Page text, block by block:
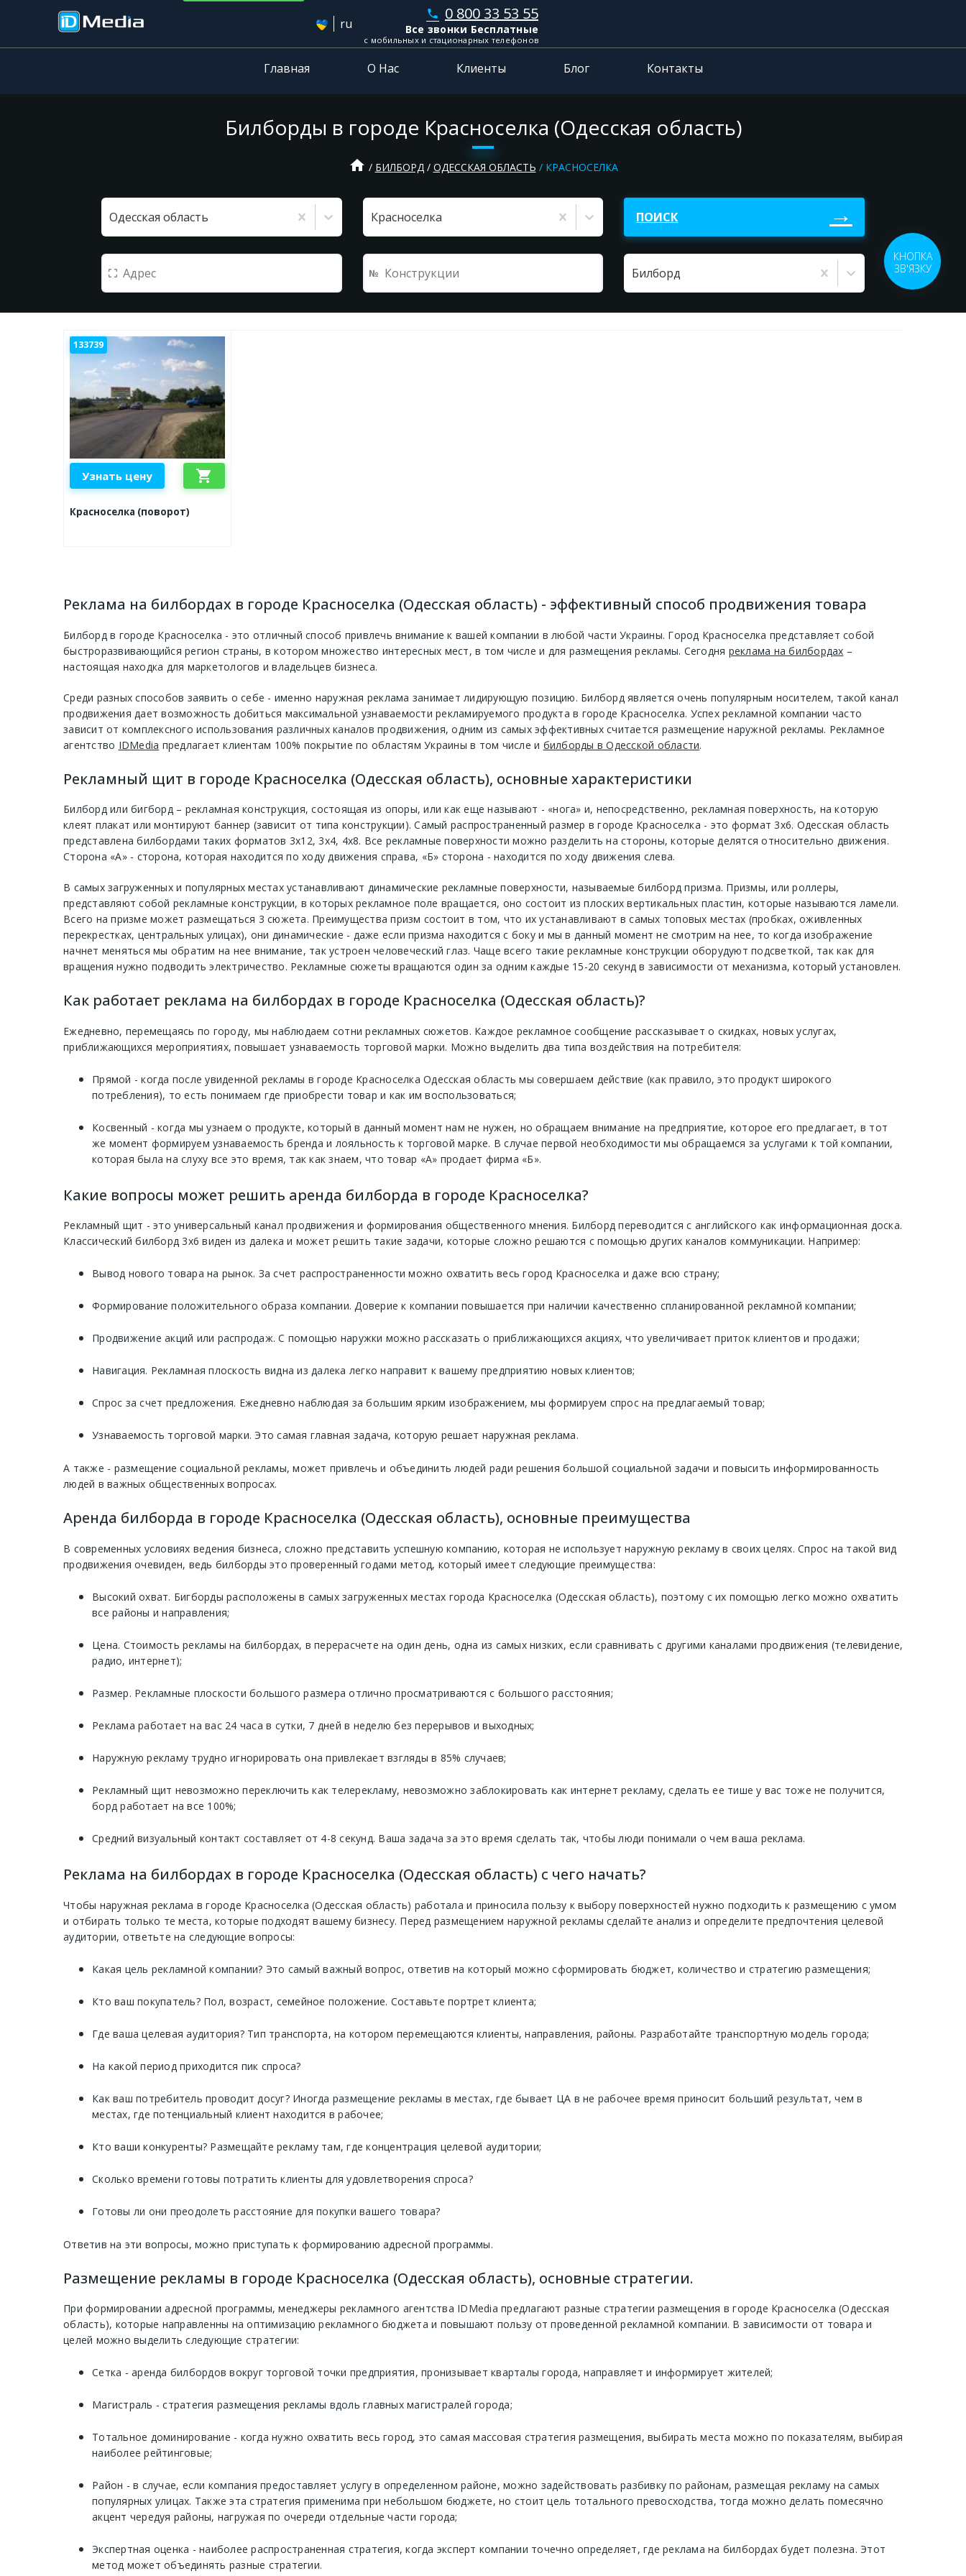
ru
phone 0 800 33 53 55
Все звонки Бесплатные
с мобильных и стационарных телефонов
Главная О Нас Клиенты Блог Контакты
Билборды в городе Красноселка (Одесская область)
home БИЛБОРД ОДЕССКАЯ ОБЛАСТЬ КРАСНОСЕЛКА
Одесская область Красноселка
Билборд
ПОИСК
133739
Узнать цену shopping_cart
Красноселка (поворот)
Реклама на билбордах в городе Красноселка (Одесская область) - эффективный способ продвижения товара
Билборд в городе Красноселка - это отличный способ привлечь внимание к вашей компании в любой части Украины. Город Красноселка представляет собой
быстроразвивающийся регион страны, в котором множество интересных мест, в том числе и для размещения рекламы. Сегодня реклама на билбордах –
настоящая находка для маркетологов и владельцев бизнеса.
Среди разных способов заявить о себе - именно наружная реклама занимает лидирующую позицию. Билборд является очень популярным носителем, такой канал
продвижения дает возможность добиться максимальной узнаваемости рекламируемого продукта в городе Красноселка. Успех рекламной компании часто
зависит от комплексного использования различных каналов продвижения, одним из самых эффективных считается размещение наружной рекламы. Рекламное
агентство IDMedia предлагает клиентам 100% покрытие по областям Украины в том числе и билборды в Одесской области.
Рекламный щит в городе Красноселка (Одесская область), основные характеристики
Билборд или бигборд – рекламная конструкция, состоящая из опоры, или как еще называют - «нога» и, непосредственно, рекламная поверхность, на которую
клеят плакат или монтируют баннер (зависит от типа конструкции). Самый распространенный размер в городе Красноселка - это формат 3х6. Одесская область
представлена билбордами таких форматов 3х12, 3х4, 4х8. Все рекламные поверхности можно разделить на стороны, которые делятся относительно движения.
Сторона «А» - сторона, которая находится по ходу движения справа, «Б» сторона - находится по ходу движения слева.
В самых загруженных и популярных местах устанавливают динамические рекламные поверхности, называемые билборд призма. Призмы, или роллеры,
представляют собой рекламные конструкции, в которых рекламное поле вращается, оно состоит из плоских вертикальных пластин, которые называются ламели.
Всего на призме может размещаться 3 сюжета. Преимущества призм состоит в том, что их устанавливают в самых топовых местах (пробках, оживленных
перекрестках, центральных улицах), они динамические - даже если призма находится с боку и мы в данный момент не смотрим на нее, то когда изображение
начнет меняться мы обратим на нее внимание, так устроен человеческий глаз. Чаще всего такие рекламные конструкции оборудуют подсветкой, так как для
вращения нужно подводить электричество. Рекламные сюжеты вращаются один за одним каждые 15-20 секунд в зависимости от механизма, который установлен.
Как работает реклама на билбордах в городе Красноселка (Одесская область)?
Ежедневно, перемещаясь по городу, мы наблюдаем сотни рекламных сюжетов. Каждое рекламное сообщение рассказывает о скидках, новых услугах,
приближающихся мероприятиях, повышает узнаваемость торговой марки. Можно выделить два типа воздействия на потребителя:
Прямой - когда после увиденной рекламы в городе Красноселка Одесская область мы совершаем действие (как правило, это продукт широкого
потребления), то есть понимаем где приобрести товар и как им воспользоваться;
Косвенный - когда мы узнаем о продукте, который в данный момент нам не нужен, но обращаем внимание на предприятие, которое его предлагает, в тот
же момент формируем узнаваемость бренда и лояльность к торговой марке. В случае первой необходимости мы обращаемся за услугами к той компании,
которая была на слуху все это время, так как знаем, что товар «А» продает фирма «Б».
Какие вопросы может решить аренда билборда в городе Красноселка?
Рекламный щит - это универсальный канал продвижения и формирования общественного мнения. Билборд переводится с английского как информационная доска.
Классический билборд 3х6 виден из далека и может решить такие задачи, которые сложно решаются с помощью других каналов коммуникации. Например:
Вывод нового товара на рынок. За счет распространенности можно охватить весь город Красноселка и даже всю страну;
Формирование положительного образа компании. Доверие к компании повышается при наличии качественно спланированной рекламной компании;
Продвижение акций или распродаж. С помощью наружки можно рассказать о приближающихся акциях, что увеличивает приток клиентов и продажи;
Навигация. Рекламная плоскость видна из далека легко направит к вашему предприятию новых клиентов;
Спрос за счет предложения. Ежедневно наблюдая за большим ярким изображением, мы формируем спрос на предлагаемый товар;
Узнаваемость торговой марки. Это самая главная задача, которую решает наружная реклама.
А также - размещение социальной рекламы, может привлечь и объединить людей ради решения большой социальной задачи и повысить информированность
людей в важных общественных вопросах.
Аренда билборда в городе Красноселка (Одесская область), основные преимущества
В современных условиях ведения бизнеса, сложно представить успешную компанию, которая не использует наружную рекламу в своих целях. Спрос на такой вид
продвижения очевиден, ведь билборды это проверенный годами метод, который имеет следующие преимущества:
Высокий охват. Бигборды расположены в самых загруженных местах города Красноселка (Одесская область), поэтому с их помощью легко можно охватить
все районы и направления;
Цена. Стоимость рекламы на билбордах, в перерасчете на один день, одна из самых низких, если сравнивать с другими каналами продвижения (телевидение,
радио, интернет);
Размер. Рекламные плоскости большого размера отлично просматриваются с большого расстояния;
Реклама работает на вас 24 часа в сутки, 7 дней в неделю без перерывов и выходных;
Наружную рекламу трудно игнорировать она привлекает взгляды в 85% случаев;
Рекламный щит невозможно переключить как телерекламу, невозможно заблокировать как интернет рекламу, сделать ее тише у вас тоже не получится,
борд работает на все 100%;
Средний визуальный контакт составляет от 4-8 секунд. Ваша задача за это время сделать так, чтобы люди понимали о чем ваша реклама.
Реклама на билбордах в городе Красноселка (Одесская область) с чего начать?
Чтобы наружная реклама в городе Красноселка (Одесская область) работала и приносила пользу к выбору поверхностей нужно подходить к размещению с умом
и отбирать только те места, которые подходят вашему бизнесу. Перед размещением наружной рекламы сделайте анализ и определите предпочтения целевой
аудитории, ответьте на следующие вопросы:
Какая цель рекламной компании? Это самый важный вопрос, ответив на который можно сформировать бюджет, количество и стратегию размещения;
Кто ваш покупатель? Пол, возраст, семейное положение. Составьте портрет клиента;
Где ваша целевая аудитория? Тип транспорта, на котором перемещаются клиенты, направления, районы. Разработайте транспортную модель города;
На какой период приходится пик спроса?
Как ваш потребитель проводит досуг? Иногда размещение рекламы в местах, где бывает ЦА в не рабочее время приносит больший результат, чем в
местах, где потенциальный клиент находится в рабочее;
Кто ваши конкуренты? Размещайте рекламу там, где концентрация целевой аудитории;
Сколько времени готовы потратить клиенты для удовлетворения спроса?
Готовы ли они преодолеть расстояние для покупки вашего товара?
Ответив на эти вопросы, можно приступать к формированию адресной программы.
Размещение рекламы в городе Красноселка (Одесская область), основные стратегии.
При формировании адресной программы, менеджеры рекламного агентства IDMedia предлагают разные стратегии размещения в городе Красноселка (Одесская
область), которые направленны на оптимизацию рекламного бюджета и повышают пользу от проведенной рекламной компании. В зависимости от товара и
целей можно выделить следующие стратегии:
Сетка - аренда билбордов вокруг торговой точки предприятия, пронизывает кварталы города, направляет и информирует жителей;
Магистраль - стратегия размещения рекламы вдоль главных магистралей города;
Тотальное доминирование - когда нужно охватить весь город, это самая массовая стратегия размещения, выбирать места можно по показателям, выбирая
наиболее рейтинговые;
Район - в случае, если компания предоставляет услугу в определенном районе, можно задействовать разбивку по районам, размещая рекламу на самых
популярных улицах. Также эта стратегия применима при небольшом бюджете, но стоит цель тотального превосходства, тогда можно делать помесячно
акцент чередуя районы, нагружая по очереди отдельные части города;
Экспертная оценка - наиболее распространенная стратегия, когда эксперт компании точечно определяет, где реклама на билбордах будет полезна. Этот
метод может объединять разные стратегии.
КНОПКА
ЗВ'ЯЗКУ